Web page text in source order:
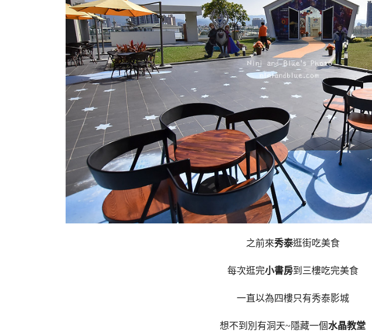
之前來秀泰逛街吃美食
每次逛完小書房到三樓吃完美食
一直以為四樓只有秀泰影城
想不到別有洞天~隱藏一個水晶教堂